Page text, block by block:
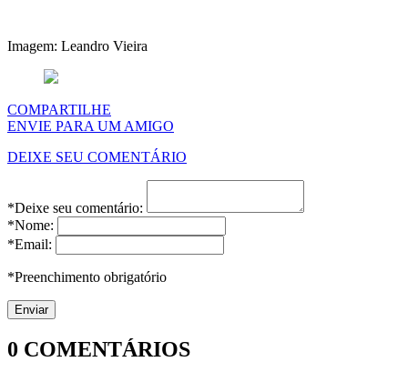
Imagem: Leandro Vieira
COMPARTILHE
ENVIE PARA UM AMIGO
DEIXE SEU COMENTÁRIO
*Deixe seu comentário:
*Nome:
*Email:
*Preenchimento obrigatório
0 COMENTÁRIOS